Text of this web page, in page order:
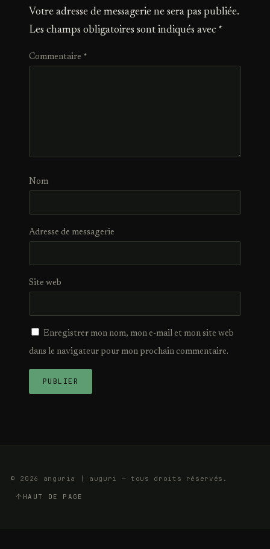
Votre adresse de messagerie ne sera pas publiée.
Les champs obligatoires sont indiqués avec *
Commentaire *
Nom
Adresse de messagerie
Site web
Enregistrer mon nom, mon e-mail et mon site web
dans le navigateur pour mon prochain commentaire.
© 2026 anguria | auguri — tous droits réservés.
HAUT DE PAGE